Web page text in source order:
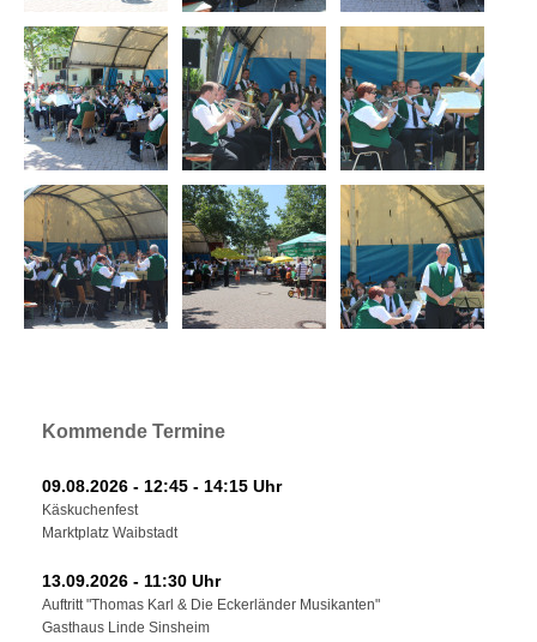
Kommende Termine
09.08.2026 - 12:45 - 14:15 Uhr
Käskuchenfest
Marktplatz Waibstadt
13.09.2026 - 11:30 Uhr
Auftritt "Thomas Karl & Die Eckerländer Musikanten"
Gasthaus Linde Sinsheim